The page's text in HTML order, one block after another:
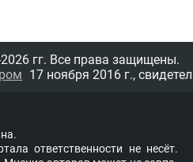
гг. Все права защищены.
17 ноября 2016 г.,
от­вет­ствен­но­сти не несёт.